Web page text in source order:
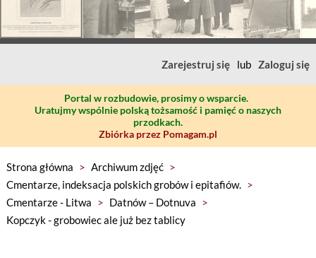
Zarejestruj się lub Zaloguj się
Portal w rozbudowie, prosimy o wsparcie.
Uratujmy wspólnie polską tożsamość i pamięć o naszych
przodkach.
Zbiórka przez Pomagam.pl
Strona główna > Archiwum zdjęć >
Cmentarze, indeksacja polskich grobów i epitafiów. >
Cmentarze - Litwa > Datnów – Dotnuva >
Kopczyk - grobowiec ale już bez tablicy